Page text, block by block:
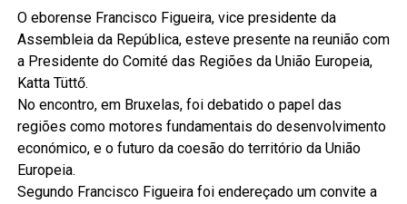
O eborense Francisco Figueira, vice presidente da
Assembleia da República, esteve presente na reunião com
a Presidente do Comité das Regiões da União Europeia,
Katta Tüttő.
No encontro, em Bruxelas, foi debatido o papel das
regiões como motores fundamentais do desenvolvimento
económico, e o futuro da coesão do território da União
Europeia.
Segundo Francisco Figueira foi endereçado um convite a